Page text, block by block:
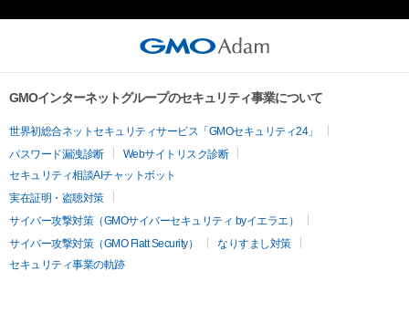
GMOインターネットグループのセキュリティ事業について
世界初総合ネットセキュリティサービス「GMOセキュリティ24」
パスワード漏洩診断
Webサイトリスク診断
セキュリティ相談AIチャットボット
実在証明・盗聴対策
サイバー攻撃対策（GMOサイバーセキュリティ byイエラエ）
サイバー攻撃対策（GMO Flatt Security）
なりすまし対策
セキュリティ事業の軌跡